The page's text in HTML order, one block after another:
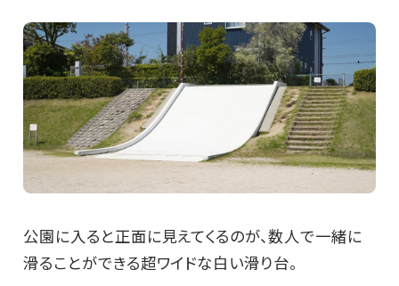
公園に入ると正面に見えてくるのが、数人で一緒に
滑ることができる超ワイドな白い滑り台。